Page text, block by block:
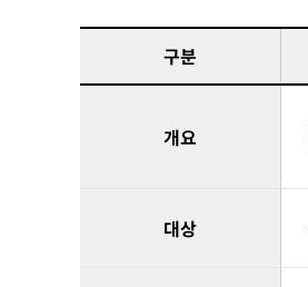
구분
개요
대상